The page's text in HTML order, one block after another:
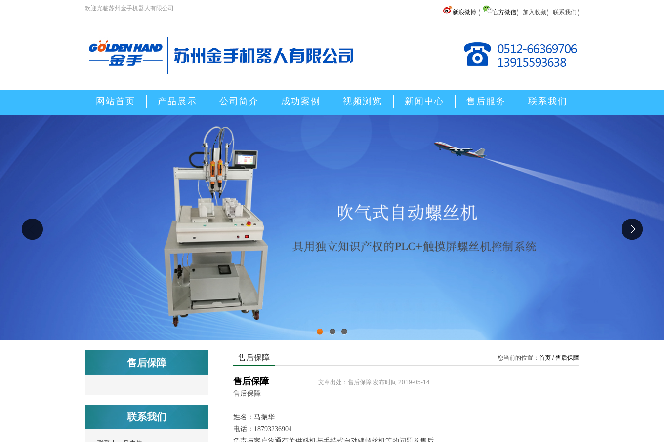
欢迎光临苏州金手机器人有限公司
新浪微博 官方微信 加入收藏 联系我们
网站首页 产品展示 公司简介 成功案例 视频浏览 新闻中心 售后服务 联系我们
售后保障
联系我们
售后保障 您当前的位置： 首页 /售后保障
售后保障 文章出处：售后保障 发布时间:2019-05-14
售后保障
姓名：马振华
电话：18793236904